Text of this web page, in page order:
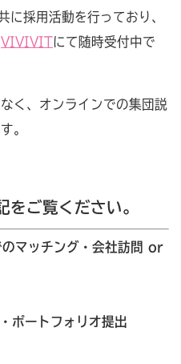
採用活動を行っており、
VIVIVITにて随時受付中で
く、オンラインでの集団説
。
をご覧ください。
マッチング・会社訪問 or
ポートフォリオ提出